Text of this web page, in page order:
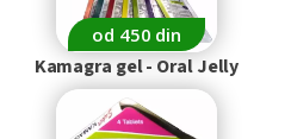
od 450 din
Kamagra gel - Oral Jelly